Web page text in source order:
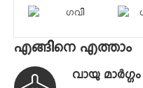
എങ്ങിനെ എത്താം
വായു മാര്‍ഗ്ഗം